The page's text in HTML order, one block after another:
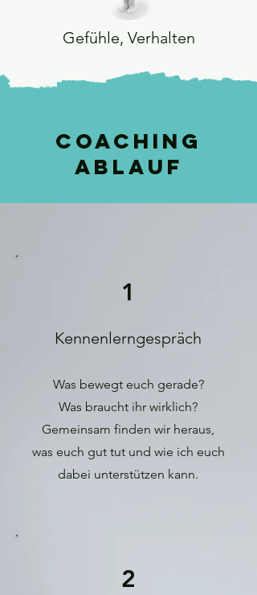
Gefühle, Verhalten
Coaching
Ablauf
1
Kennenlerngespräch
Was bewegt euch gerade?
Was braucht ihr wirklich?
Gemeinsam finden wir heraus,
was euch gut tut und wie ich euch
dabei unterstützen kann.
2